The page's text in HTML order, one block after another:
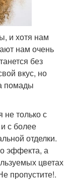
и хотя нам
нам очень
без
вкус, но
помады
не только с
с более
отделки.
эффекта, а
цветах
пропустите!.